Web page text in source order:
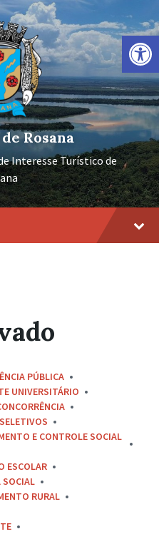
Barra de Ferramentas Aberta
Rosana
Interesse Turístico de
PÚBLICA
UNIVERSITÁRIO
E CONTROLE SOCIAL
ESCOLAR
SOCIAL
RURAL